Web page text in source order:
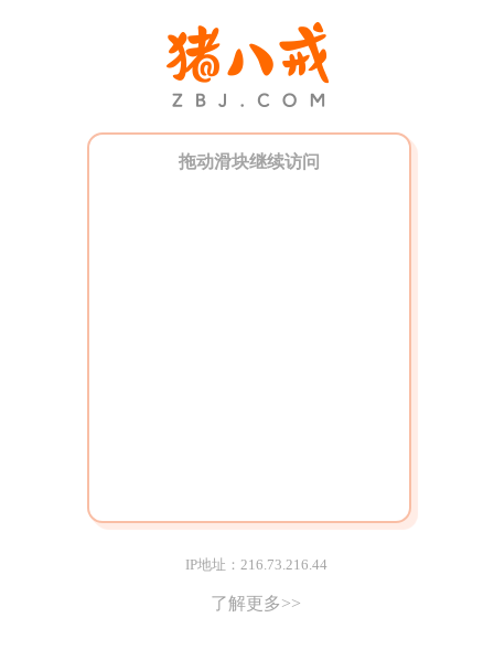
拖动滑块继续访问
IP地址：216.73.216.44
了解更多>>